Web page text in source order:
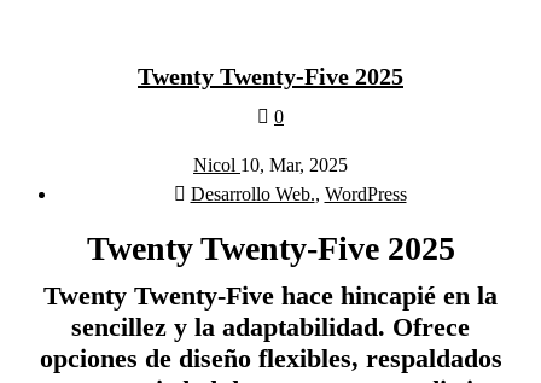
Twenty Twenty-Five 2025
0
Nicol 10, Mar, 2025
Desarrollo Web., WordPress
Twenty Twenty-Five 2025
Twenty Twenty-Five hace hincapié en la
sencillez y la adaptabilidad. Ofrece
opciones de diseño flexibles, respaldados